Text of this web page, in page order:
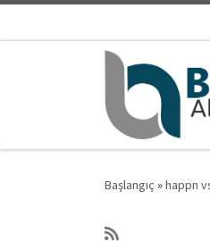
Başlangıç »happn